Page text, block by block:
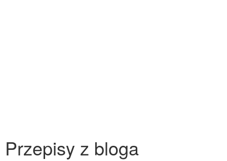
Przepisy z bloga